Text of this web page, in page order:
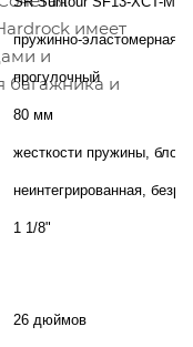
имеет
и
багажника и
пружинно-эластомерная
прогулочный
80 мм
жесткости пружины,
неинтегрированная,
1 1/8"
26 дюймов